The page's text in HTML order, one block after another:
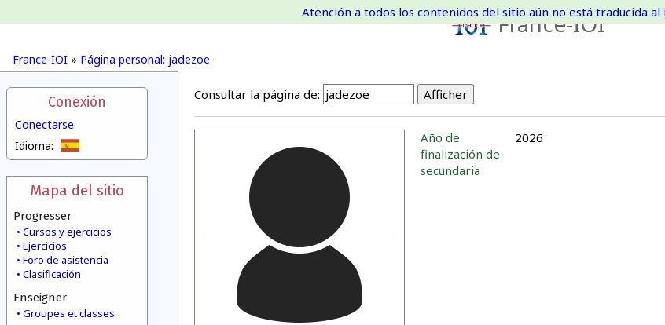
France-IOI
France-IOI » Página personal: jadezoe
Atención a todos los contenidos del sitio aún no está traducida al
Conexión
Conectarse
Idioma:
Mapa del sitio
Progresser
Cursos y ejercicios
Ejercicios
Foro de asistencia
Clasificación
Enseigner
Groupes et classes
Consultar la página de:
Año de
finalización de
secundaria
2026